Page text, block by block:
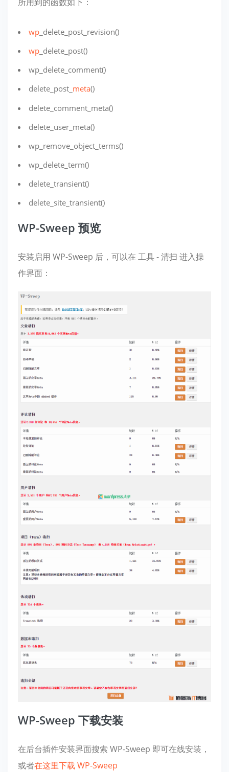
wp _delete_post_revision()
wp _delete_post()
wp_delete_comment()
delete_post_ meta()
delete_comment_meta()
delete_user_meta()
wp_remove_object_terms()
wp_delete_term()
delete_transient()
delete_site_transient()
WP-Sweep 预览
安装启用 WP-Sweep 后，可以在 工具 - 清扫 进入操
作界面：
WP-Sweep 下载安装
在后台插件安装界面搜索 WP-Sweep 即可在线安装，
或者在这里下载 WP-Sweep